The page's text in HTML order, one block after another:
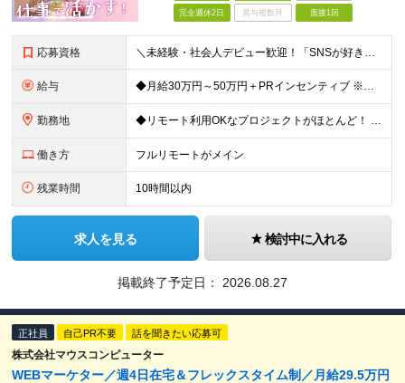
完全週休2日 賞与複数月 面接1回
応募資格 ＼未経験・社会人デビュー歓迎！「SNSが好き」という志望動機も歓迎／ ◆学歴不問 ◎意欲・人柄重視の採用です！ ◎応募にあたって必須の条件はありません！ ┗社会人経験がない ┗ブランクがある という
給与 ◆月給30万円～50万円＋PRインセンティブ ※経験・能力などを考慮の上、決定いたします ※月給には固定残業代（月3万121円/15時間分）を含みます ┗超過分は別途支給 ┗残業が0時間の場合も全額支
勤務地 ◆リモート利用OKなプロジェクトがほとんど！ ◆フルリモート（完全在宅）OKなプロジェクトも！ ☆★全国で採用中★☆ 本社（東京都港区）または 全国（47都道府県）の プロジェクト先の勤務となります
働き方 フルリモートがメイン
残業時間 10時間以内
求人を見る 検討中に入れる
掲載終了予定日： 2026.08.27
正社員 自己PR不要 話を聞きたい応募可
株式会社マウスコンピューター
WEBマーケター／週4日在宅＆フレックスタイム制／月給29.5万円